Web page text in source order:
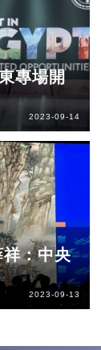
專場開
2023-09-14
：中央
2023-09-13